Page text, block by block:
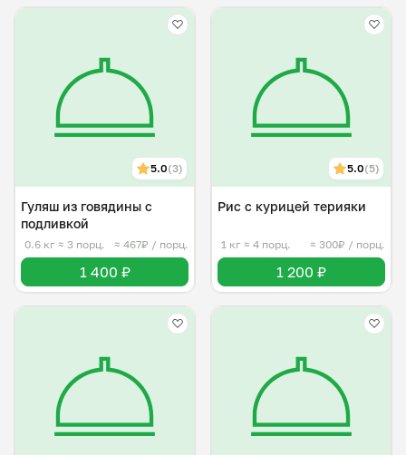
5.0(3)
Гуляш из говядины с
подливкой
0.6 кг ≈ 3 порц. ≈ 467₽ / порц.
1 400 ₽
5.0(5)
Рис с курицей терияки
1 кг ≈ 4 порц. ≈ 300₽ / порц.
1 200 ₽